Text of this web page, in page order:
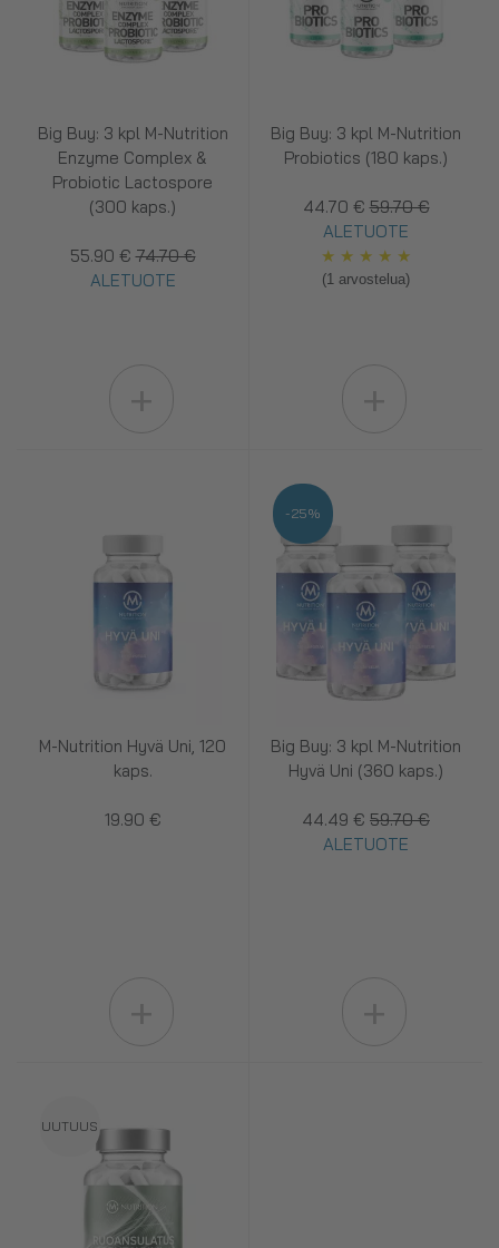
Big Buy: 3 kpl M-Nutrition
Enzyme Complex &
Probiotic Lactospore
(300 kaps.)
55.90 € 74.70 €
ALETUOTE
Big Buy: 3 kpl M-Nutrition
Probiotics (180 kaps.)
44.70 € 59.70 €
ALETUOTE
★ ★ ★ ★ ★
(1 arvostelua)
M-Nutrition Hyvä Uni, 120
kaps.
19.90 €
Big Buy: 3 kpl M-Nutrition
Hyvä Uni (360 kaps.)
44.49 € 59.70 €
ALETUOTE
-25%
UUTUUS